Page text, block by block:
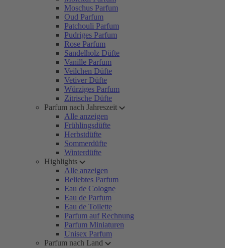
Moschus Parfum
Oud Parfum
Patchouli Parfum
Pudriges Parfum
Rose Parfum
Sandelholz Düfte
Vanille Parfum
Veilchen Düfte
Vetiver Düfte
Würziges Parfum
Zitrische Düfte
Parfum nach Jahreszeit
Alle anzeigen
Frühlingsdüfte
Herbstdüfte
Sommerdüfte
Winterdüfte
Highlights
Alle anzeigen
Beliebtes Parfum
Eau de Cologne
Eau de Parfum
Eau de Toilette
Parfum auf Rechnung
Parfum Miniaturen
Unisex Parfum
Parfum nach Land